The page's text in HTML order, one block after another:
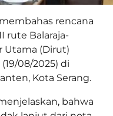
rencana
rute Balaraja-
Utama (Dirut)
08/2025) di
Kota Serang.
bahwa